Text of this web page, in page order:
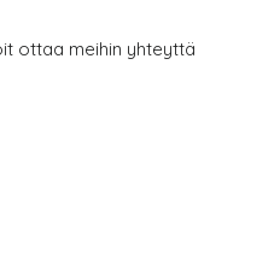
ottaa meihin yhteyttä